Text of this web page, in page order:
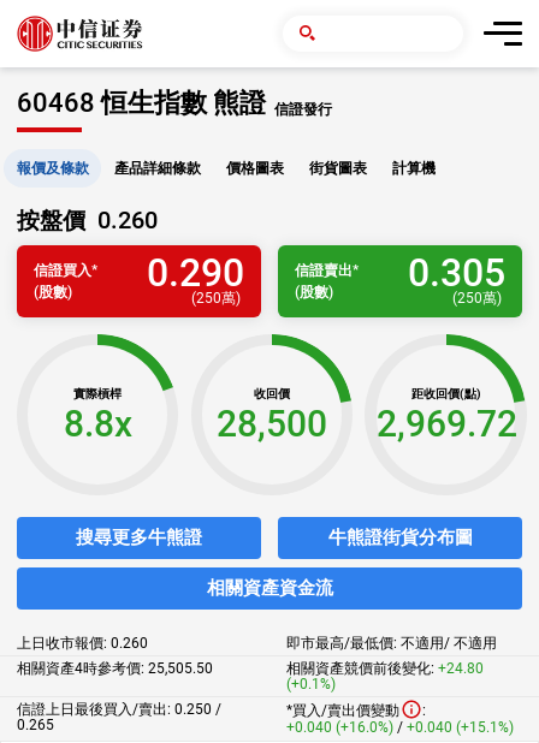
60468 恒生指數 熊證 信證發行
報價及條款 產品詳細條款 價格圖表 街貨圖表 計算機
按盤價 0.260
信證買入*
(股數)
0.290
(250萬)
信證賣出*
(股數)
0.305
(250萬)
實際槓桿
8.8x
收回價
28,500
距收回價(點)
2,969.72
搜尋更多牛熊證 牛熊證街貨分布圖
相關資產資金流
上日收市報價: 0.260 即市最高/最低價: 不適用/ 不適用
相關資產4時參考價: 25,505.50 相關資產競價前後變化: +24.80
(+0.1%)
信證上日最後買入/賣出: 0.250 /
0.265
*買入/賣出價變動
:
+0.040 (+16.0%) / +0.040 (+15.1%)